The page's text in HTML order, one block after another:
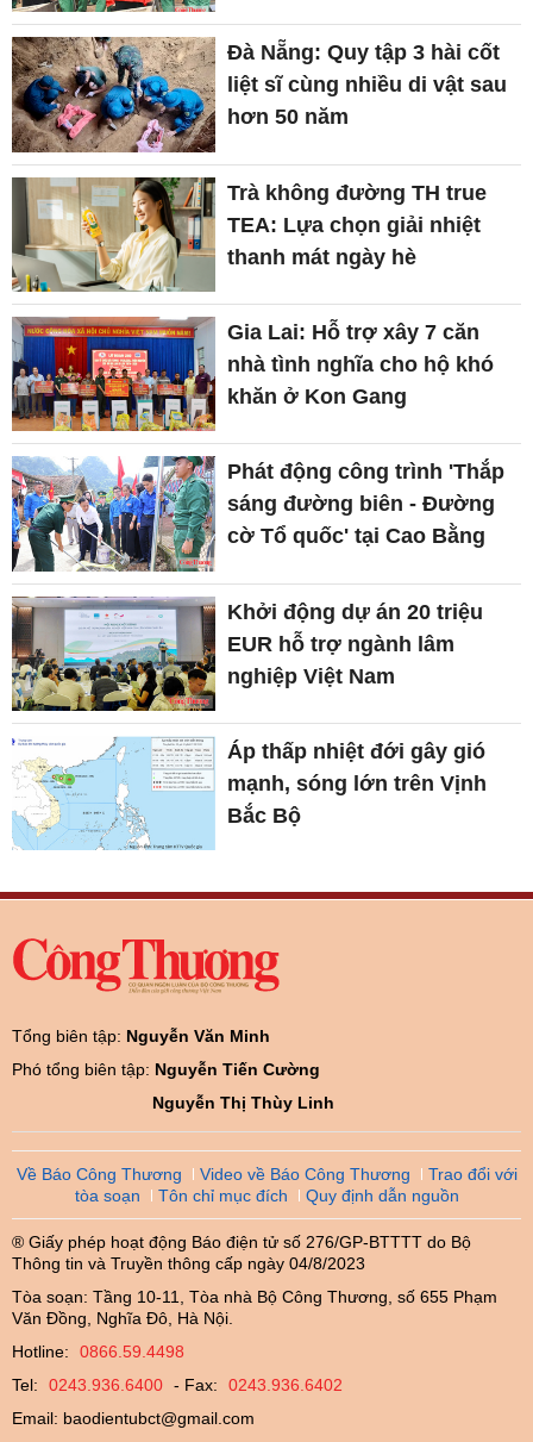
Đà Nẵng: Quy tập 3 hài cốt
liệt sĩ cùng nhiều di vật sau
hơn 50 năm
Trà không đường TH true
TEA: Lựa chọn giải nhiệt
thanh mát ngày hè
Gia Lai: Hỗ trợ xây 7 căn
nhà tình nghĩa cho hộ khó
khăn ở Kon Gang
Phát động công trình 'Thắp
sáng đường biên - Đường
cờ Tổ quốc' tại Cao Bằng
Khởi động dự án 20 triệu
EUR hỗ trợ ngành lâm
nghiệp Việt Nam
Áp thấp nhiệt đới gây gió
mạnh, sóng lớn trên Vịnh
Bắc Bộ
Tổng biên tập: Nguyễn Văn Minh
Phó tổng biên tập: Nguyễn Tiến Cường
Nguyễn Thị Thùy Linh
Về Báo Công Thương Video về Báo Công Thương
Trao đổi với
tòa soạn
Tôn chỉ mục đích Quy định dẫn nguồn
® Giấy phép hoạt động Báo điện tử số 276/GP-BTTTT do Bộ
Thông tin và Truyền thông cấp ngày 04/8/2023
Tòa soạn: Tầng 10-11, Tòa nhà Bộ Công Thương, số 655 Phạm
Văn Đồng, Nghĩa Đô, Hà Nội.
Hotline:
0866.59.4498
Tel:
0243.936.6400 - Fax:
0243.936.6402
Email: baodientubct@gmail.com